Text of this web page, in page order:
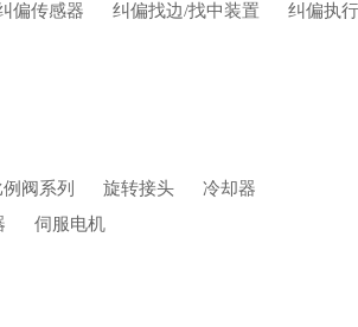
偏传感器 纠偏找边/找中装置 纠偏执
例阀系列 旋转接头 冷却器
伺服电机